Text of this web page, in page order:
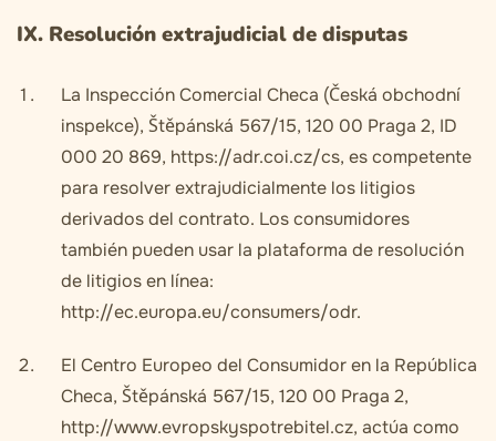
IX. Resolución extrajudicial de disputas
La Inspección Comercial Checa (Česká obchodní
inspekce), Štěpánská 567/15, 120 00 Praga 2, ID
000 20 869, https://adr.coi.cz/cs, es competente
para resolver extrajudicialmente los litigios
derivados del contrato. Los consumidores
también pueden usar la plataforma de resolución
de litigios en línea:
http://ec.europa.eu/consumers/odr.
El Centro Europeo del Consumidor en la República
Checa, Štěpánská 567/15, 120 00 Praga 2,
http://www.evropskyspotrebitel.cz, actúa como